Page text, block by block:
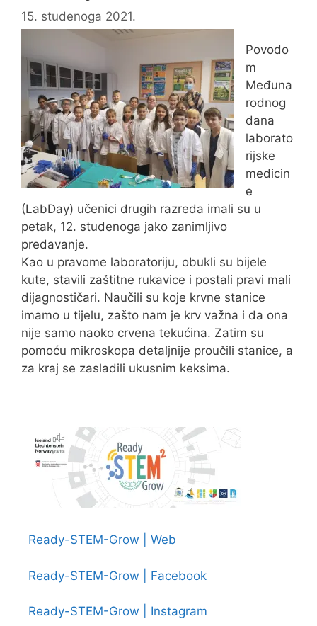
15. studenoga 2021.
Povodo
m
Međuna
rodnog
dana
laborato
rijske
medicin
e
(LabDay) učenici drugih razreda imali su u
petak, 12. studenoga jako zanimljivo
predavanje.
Kao u pravome laboratoriju, obukli su bijele
kute, stavili zaštitne rukavice i postali pravi mali
dijagnostičari. Naučili su koje krvne stanice
imamo u tijelu, zašto nam je krv važna i da ona
nije samo naoko crvena tekućina. Zatim su
pomoću mikroskopa detaljnije proučili stanice, a
za kraj se zasladili ukusnim keksima.
Ready-STEM-Grow | Web
Ready-STEM-Grow | Facebook
Ready-STEM-Grow | Instagram